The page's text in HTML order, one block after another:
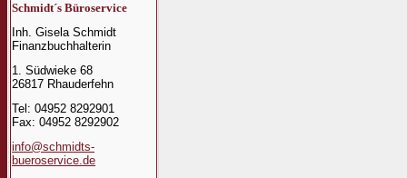
Schmidt´s Büroservice
Inh. Gisela Schmidt
Finanzbuchhalterin
1. Südwieke 68
26817 Rhauderfehn
Tel: 04952 8292901
Fax: 04952 8292902
info@schmidts-
bueroservice.de